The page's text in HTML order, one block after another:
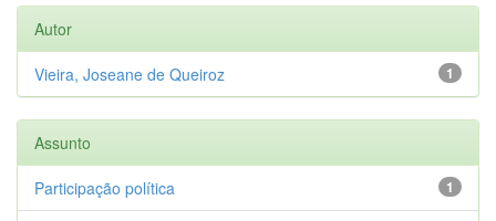
Autor
1
Vieira, Joseane de Queiroz
Assunto
1
Participação política